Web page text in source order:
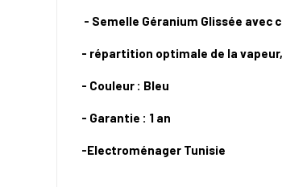
- Semelle Géranium Glissée avec
- répartition optimale de la
- Couleur : Bleu
- Garantie : 1 an
-Electroménager Tunisie